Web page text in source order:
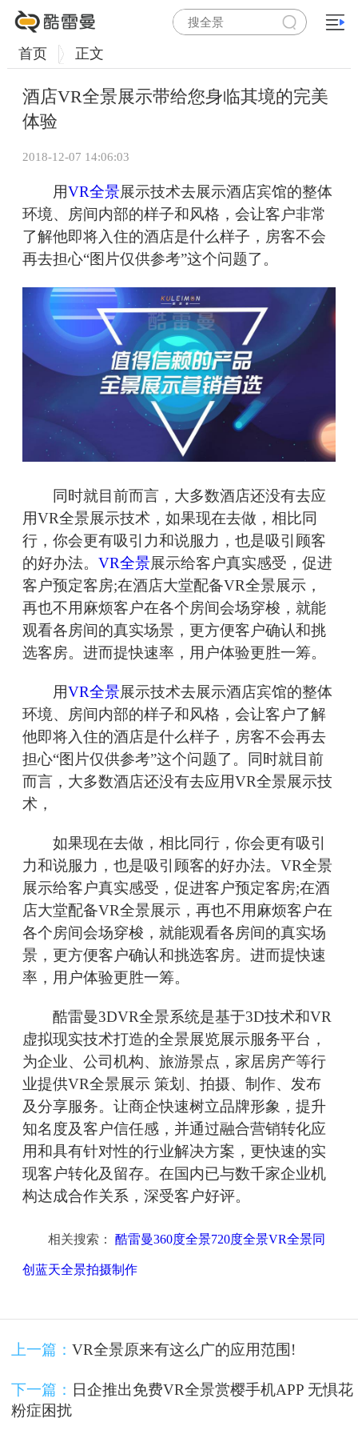
首页 正文
酒店VR全景展示带给您身临其境的完美
体验
2018-12-07 14:06:03
用VR全景展示技术去展示酒店宾馆的整体
环境、房间内部的样子和风格，会让客户非常
了解他即将入住的酒店是什么样子，房客不会
再去担心“图片仅供参考”这个问题了。
同时就目前而言，大多数酒店还没有去应
用VR全景展示技术，如果现在去做，相比同
行，你会更有吸引力和说服力，也是吸引顾客
的好办法。 VR全景展示给客户真实感受，促进
客户预定客房;在酒店大堂配备VR全景展示，
再也不用麻烦客户在各个房间会场穿梭，就能
观看各房间的真实场景，更方便客户确认和挑
选客房。进而提快速率，用户体验更胜一筹。
用VR全景展示技术去展示酒店宾馆的整体
环境、房间内部的样子和风格，会让客户了解
他即将入住的酒店是什么样子，房客不会再去
担心“图片仅供参考”这个问题了。同时就目前
而言，大多数酒店还没有去应用VR全景展示技
术，
如果现在去做，相比同行，你会更有吸引
力和说服力，也是吸引顾客的好办法。VR全景
展示给客户真实感受，促进客户预定客房;在酒
店大堂配备VR全景展示，再也不用麻烦客户在
各个房间会场穿梭，就能观看各房间的真实场
景，更方便客户确认和挑选客房。进而提快速
率，用户体验更胜一筹。
酷雷曼3DVR全景系统是基于3D技术和VR
虚拟现实技术打造的全景展览展示服务平台，
为企业、公司机构、旅游景点，家居房产等行
业提供VR全景展示 策划、拍摄、制作、发布
及分享服务。让商企快速树立品牌形象，提升
知名度及客户信任感，并通过融合营销转化应
用和具有针对性的行业解决方案，更快速的实
现客户转化及留存。在国内已与数千家企业机
构达成合作关系，深受客户好评。
相关搜索： 酷雷曼360度全景720度全景VR全景同
创蓝天全景拍摄制作
上一篇： VR全景原来有这么广的应用范围!
下一篇： 日企推出免费VR全景赏樱手机APP 无惧花
粉症困扰